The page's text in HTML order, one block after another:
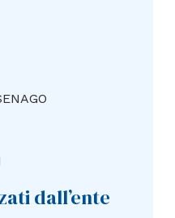
dall’ente